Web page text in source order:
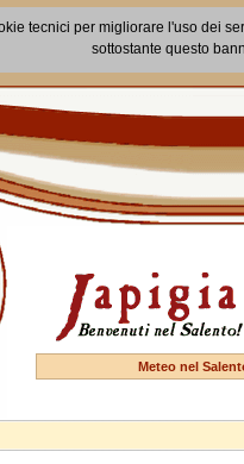
tecnici per migliorare l'uso dei
sottostante questo
Meteo nel